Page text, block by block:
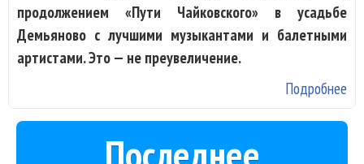
продолжением «Пути Чайковского» в усадьбе
Демьяново с лучшими музыкантами и балетными
артистами. Это — не преувеличение.
Подробнее